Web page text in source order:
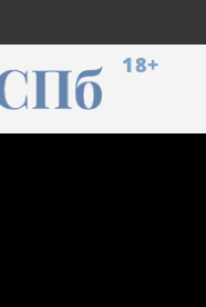
18+